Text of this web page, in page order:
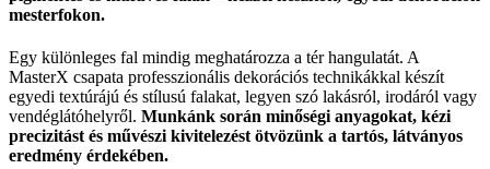
mesterfokon.
Egy különleges fal mindig meghatározza a tér hangulatát. A
MasterX csapata professzionális dekorációs technikákkal készít
egyedi textúrájú és stílusú falakat, legyen szó lakásról, irodáról vagy
vendéglátóhelyről. Munkánk során minőségi anyagokat, kézi
precizitást és művészi kivitelezést ötvözünk a tartós, látványos
eredmény érdekében.